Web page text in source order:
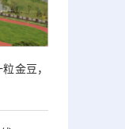
金豆，